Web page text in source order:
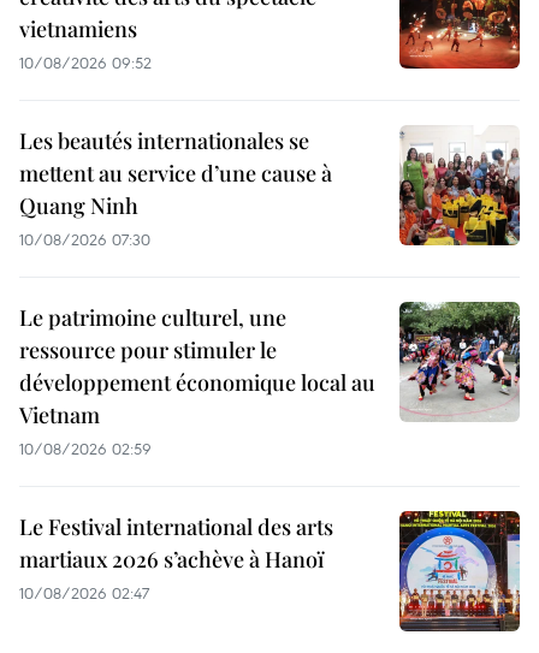
vietnamiens
10/08/2026 09:52
Les beautés internationales se
mettent au service d’une cause à
Quang Ninh
10/08/2026 07:30
Le patrimoine culturel, une
ressource pour stimuler le
développement économique local au
Vietnam
10/08/2026 02:59
Le Festival international des arts
martiaux 2026 s’achève à Hanoï
10/08/2026 02:47